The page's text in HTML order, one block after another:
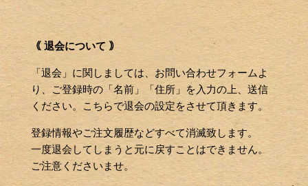
｟ 退会について ｠
「退会」に関しましては、お問い合わせフォームよ
り、ご登録時の「名前」「住所」を入力の上、送信
ください。こちらで退会の設定をさせて頂きます。
登録情報やご注文履歴などすべて消滅致します。
一度退会してしまうと元に戻すことはできません。
ご注意くださいませ。